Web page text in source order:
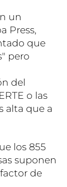
un
Press,
que
pero
del
o las
alta que a
los 855
suponen
de